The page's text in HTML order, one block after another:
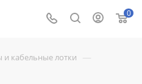
0
кабельные лотки —